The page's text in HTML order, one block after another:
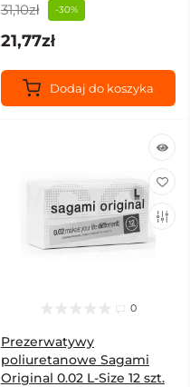
31,10zł -30%
21,77zł
Dodaj do koszyka
0
Prezerwatywy
poliuretanowe Sagami
Original 0.02 L-Size 12 szt.